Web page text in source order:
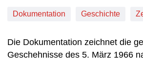
Dokumentation Geschichte
Die Dokumentation zeichnet die
Geschehnisse des 5. März 1966